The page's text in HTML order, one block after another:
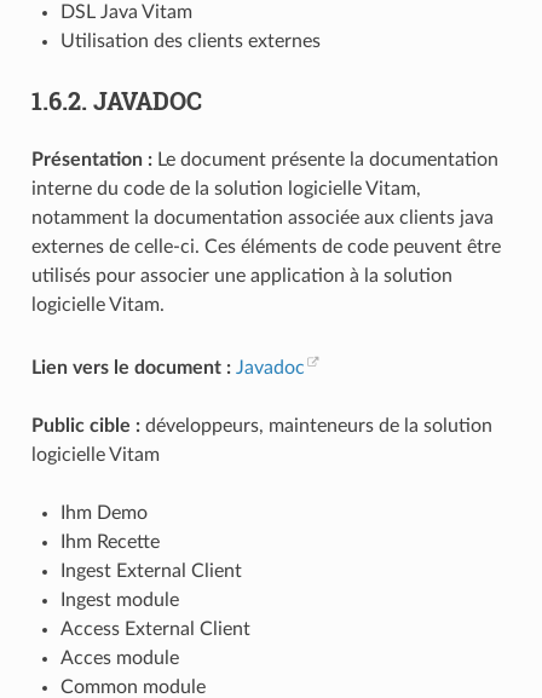
DSL Java Vitam
Utilisation des clients externes
1.6.2. JAVADOC
Présentation :Le document présente la documentation
interne du code de la solution logicielle Vitam,
notamment la documentation associée aux clients java
externes de celle-ci. Ces éléments de code peuvent être
utilisés pour associer une application à la solution
logicielle Vitam.
Lien vers le document : Javadoc
Public cible :développeurs, mainteneurs de la solution
logicielle Vitam
Ihm Demo
Ihm Recette
Ingest External Client
Ingest module
Access External Client
Acces module
Common module